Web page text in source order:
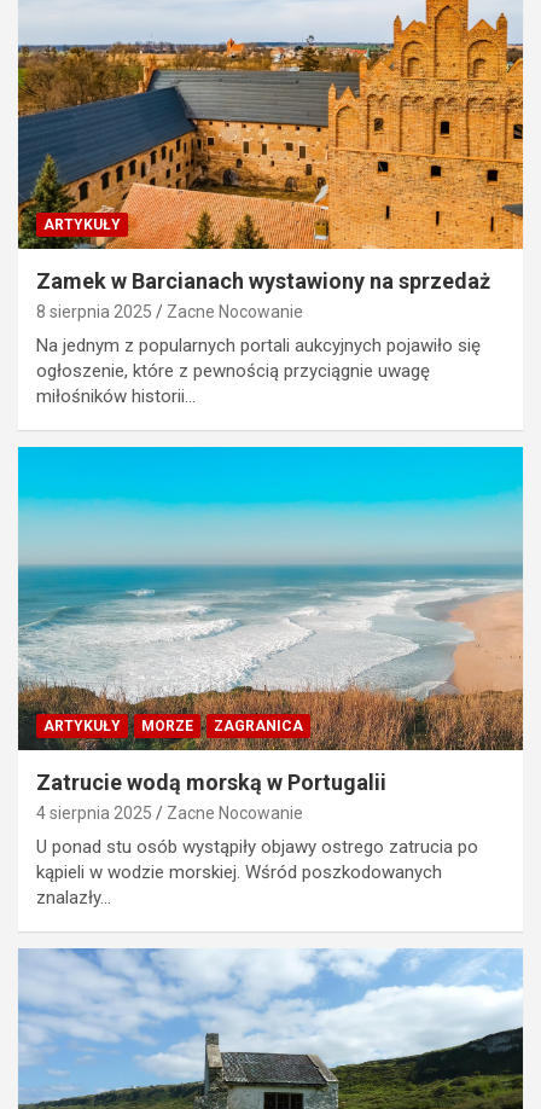
ARTYKUŁY
Zamek w Barcianach wystawiony na sprzedaż
8 sierpnia 2025 Zacne Nocowanie
Na jednym z popularnych portali aukcyjnych pojawiło się
ogłoszenie, które z pewnością przyciągnie uwagę
miłośników historii…
ARTYKUŁY MORZE ZAGRANICA
Zatrucie wodą morską w Portugalii
4 sierpnia 2025 Zacne Nocowanie
U ponad stu osób wystąpiły objawy ostrego zatrucia po
kąpieli w wodzie morskiej. Wśród poszkodowanych
znalazły…